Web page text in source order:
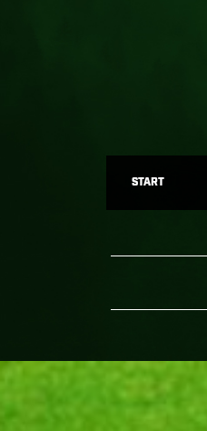
START